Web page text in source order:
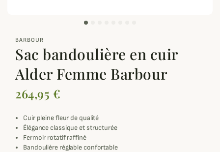
BARBOUR
Sac bandoulière en cuir
Alder Femme Barbour
264,95 €
Cuir pleine fleur de qualité
Élégance classique et structurée
Fermoir rotatif raffiné
Bandoulière réglable confortable